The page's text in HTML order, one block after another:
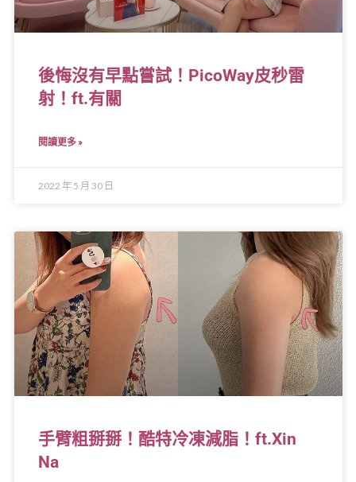
後悔沒有早點嘗試！PicoWay皮秒雷
射！ft.有關
閱讀更多 »
2022 年 5 月 30 日
手臂粗掰掰！酷特冷凍減脂！ft.Xin
Na